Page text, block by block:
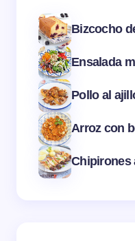
Bizcocho
Ensalada
Pollo al
Arroz con
Chipirones